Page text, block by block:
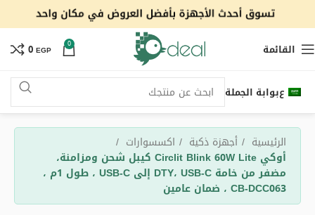
القائمة 0
0EGP
عبوابة الجملة
الرئيسية أجهزة ذكية
اكسسوارات
أوكي Circlit Blink 60W Lite كيبل شحن ومزامنة،
مضفر من خامة DTY، USB-C إلى USB-C ، طول 1م ،
CB-DCC063 ، ضمان عامين